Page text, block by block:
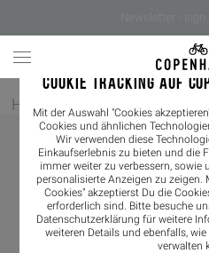
COOKIE TRACKING AUF
Mit der Auswahl "Cookies
Cookies und ähnlichen
Wir verwenden diese
Einkaufserlebnis zu bieten und die
immer weiter zu verbessern,
personalisierte Anzeigen zu
Cookies" akzeptierst Du die
erforderlich sind. Bitte besuche
Datenschutzerklärung für weitere
weiteren Details und ebenfalls,
verwalten
Home / Damen/ Sandals